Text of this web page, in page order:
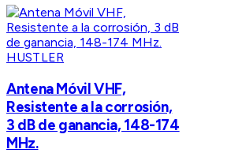
HUSTLER
Antena Móvil VHF,
Resistente a la corrosión,
3 dB de ganancia, 148-174
MHz.